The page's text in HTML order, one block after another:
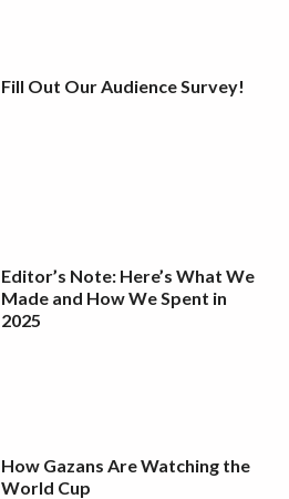
Fill Out Our Audience Survey!
Editor’s Note: Here’s What We
Made and How We Spent in
2025
How Gazans Are Watching the
World Cup